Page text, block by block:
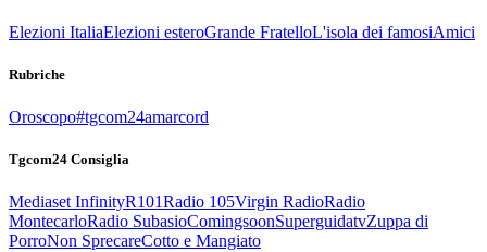
Elezioni ItaliaElezioni esteroGrande FratelloL'isola dei famosiAmici
Rubriche
Oroscopo#tgcom24amarcord
Tgcom24 Consiglia
Mediaset InfinityR101Radio 105Virgin RadioRadio
MontecarloRadio SubasioComingsoonSuperguidatvZuppa di
PorroNon SprecareCotto e Mangiato